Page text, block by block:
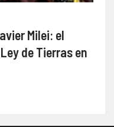
Milei: el
de Tierras en